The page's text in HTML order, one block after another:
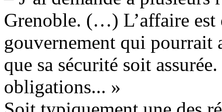
Grenoble. (…) L’affaire est
gouvernement qui pourrait
que sa sécurité soit
obligations... »